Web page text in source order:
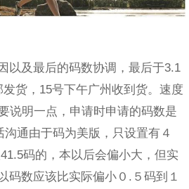
以及最后的码数协调，最后于3.1
货，15号下午广州收到货。速度
说明一点，申请时申请的码数是
沟通由于码为美版，只设置有４
码的，本以后会偏小大，但实
码数应该比实际偏小０.５码到１